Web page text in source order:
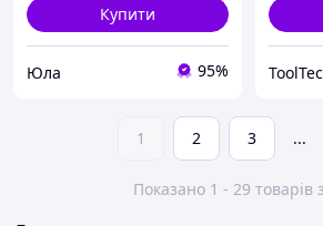
Купити
Юла 95%
1 2 3 ...
Показано 1 - 29 товарів